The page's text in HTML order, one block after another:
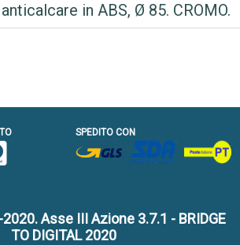
in ABS, Ø 85. CROMO.
SPEDITO CON
2020. Asse III Azione 3.7.1 - BRIDGE
TO DIGITAL 2020